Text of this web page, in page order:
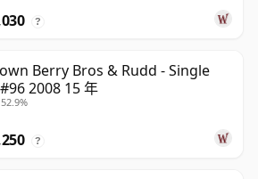
?
Berry Bros & Rudd - Single
2008 15 年
?